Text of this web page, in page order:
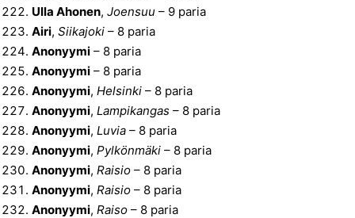
Ulla Ahonen, Joensuu – 9 paria
Airi, Siikajoki – 8 paria
Anonyymi – 8 paria
Anonyymi – 8 paria
Anonyymi, Helsinki – 8 paria
Anonyymi, Lampikangas – 8 paria
Anonyymi, Luvia – 8 paria
Anonyymi, Pylkönmäki – 8 paria
Anonyymi, Raisio – 8 paria
Anonyymi, Raisio – 8 paria
Anonyymi, Raiso – 8 paria